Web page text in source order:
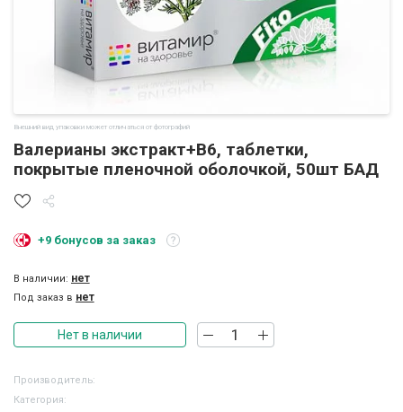
Внешний вид упаковки может отличаться от фотографий
Валерианы экстракт+В6, таблетки,
покрытые пленочной оболочкой, 50шт БАД
+9 бонусов за заказ
В наличии: нет
Под заказ в нет
Нет в наличии
Производитель:
Категория: